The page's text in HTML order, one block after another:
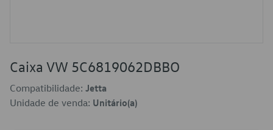
Caixa VW 5C6819062DBBO
Compatibilidade: Jetta
Unidade de venda: Unitário(a)